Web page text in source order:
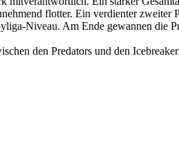
flotter. Ein verdienter zweiter
Niveau. Am Ende gewannen die
den Predators und den